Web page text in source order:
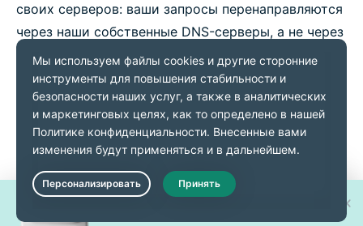
своих серверов: ваши запросы перенаправляются
через наши собственные DNS-серверы, а не через
общедоступные аналоги. Такой подход ограждает
вас от утечек IPv6 и обеспечивает
дополнительную защиту за счет маскировки IP-
адреса и скрытия истории работы в Сети от
посторонних.
Выиграйте один из 30 новых